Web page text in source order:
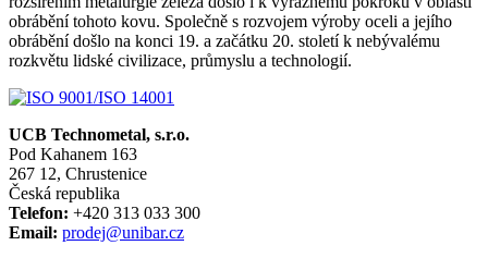
obrábění tohoto kovu. Společně s rozvojem výroby oceli a jejího
obrábění došlo na konci 19. a začátku 20. století k nebývalému
rozkvětu lidské civilizace, průmyslu a technologií.
UCB Technometal, s.r.o.
Pod Kahanem 163
267 12, Chrustenice
Česká republika
Telefon: +420 313 033 300
Email: prodej@unibar.cz